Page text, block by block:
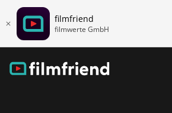
filmfriend
filmwerte GmbH